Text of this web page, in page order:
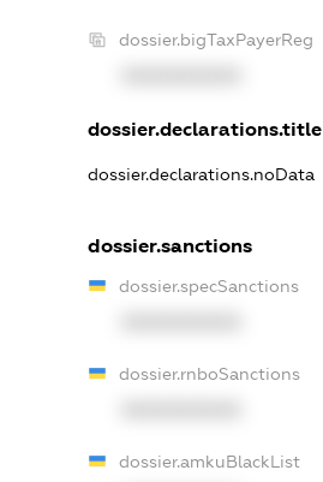
dossier.bigTaxPayerReg
dossier.declarations.title
dossier.declarations.noData
dossier.sanctions
dossier.specSanctions
dossier.rnboSanctions
dossier.amkuBlackList